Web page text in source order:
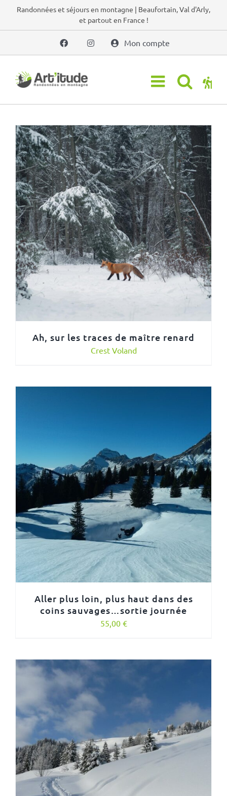
PasserRandonnées et séjours en montagne | Beaufortain, Val d'Arly,
et partout en France !
Mon compte
Ah, sur les traces de maître renard
Crest Voland
Aller plus loin, plus haut dans des
coins sauvages…sortie journée
55,00 €